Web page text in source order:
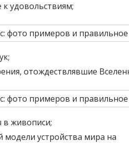
удовольствиям;
отождествлявшие
в живописи;
модели устройства мира на